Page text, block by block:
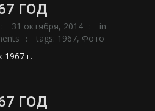
ГОД
31 октября, 2014
in
tags: 1967, Фото
г.
ГОД